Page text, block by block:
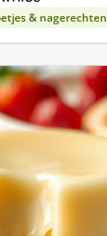
& nagerechten